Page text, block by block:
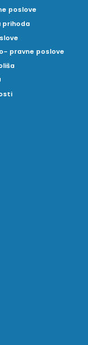
poslove
prihoda
pravne poslove